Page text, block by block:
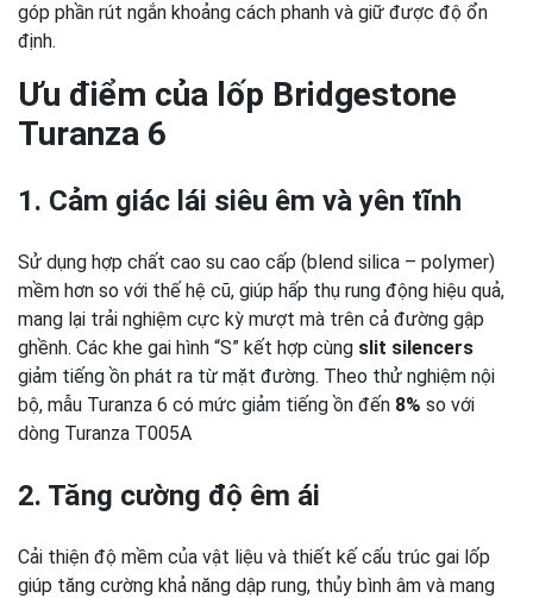
góp phần rút ngắn khoảng cách phanh và giữ được độ ổn
định.
Ưu điểm của lốp Bridgestone
Turanza 6
1. Cảm giác lái siêu êm và yên tĩnh
Sử dụng hợp chất cao su cao cấp (blend silica – polymer)
mềm hơn so với thế hệ cũ, giúp hấp thụ rung động hiệu quả,
mang lại trải nghiệm cực kỳ mượt mà trên cả đường gập
ghềnh. Các khe gai hình “S” kết hợp cùng slit silencers
giảm tiếng ồn phát ra từ mặt đường. Theo thử nghiệm nội
bộ, mẫu Turanza 6 có mức giảm tiếng ồn đến 8% so với
dòng Turanza T005A
2. Tăng cường độ êm ái
Cải thiện độ mềm của vật liệu và thiết kế cấu trúc gai lốp
giúp tăng cường khả năng dập rung, thủy bình âm và mang